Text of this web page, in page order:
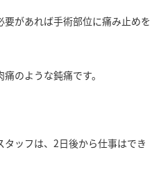
があれば手術部位に痛み止めを
のような鈍痛です。
ッフは、2日後から仕事はでき